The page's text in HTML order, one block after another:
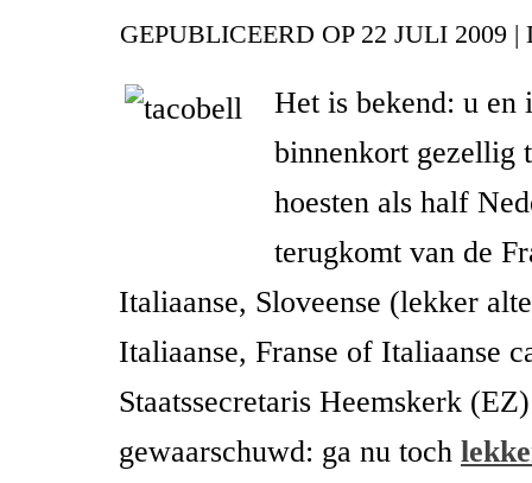
GEPUBLICEERD OP 22 JULI 2009 |
Het is bekend: u en
binnenkort gezellig
hoesten als half
terugkomt van de
Italiaanse, Sloveense (lekker
Italiaanse, Franse of Italiaanse
Staatssecretaris Heemskerk
gewaarschuwd: ga nu toch